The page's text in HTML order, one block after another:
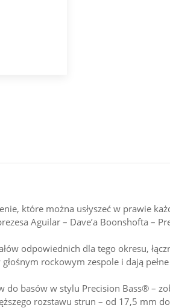
które można usłyszeć w prawie
Aguilar – Dave’a Boonshofta –
odpowiednich dla tego okresu,
rockowym zespole i dają
basów w stylu Precision Bass® –
rozstawu strun – od 17,5 mm